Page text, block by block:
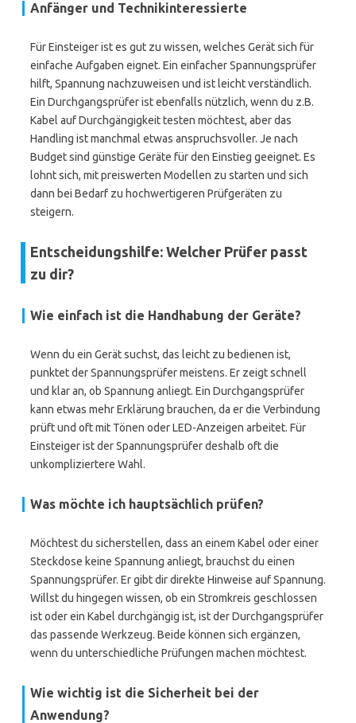
Anfänger und Technikinteressierte
Für Einsteiger ist es gut zu wissen, welches Gerät sich für
einfache Aufgaben eignet. Ein einfacher Spannungsprüfer
hilft, Spannung nachzuweisen und ist leicht verständlich.
Ein Durchgangsprüfer ist ebenfalls nützlich, wenn du z.B.
Kabel auf Durchgängigkeit testen möchtest, aber das
Handling ist manchmal etwas anspruchsvoller. Je nach
Budget sind günstige Geräte für den Einstieg geeignet. Es
lohnt sich, mit preiswerten Modellen zu starten und sich
dann bei Bedarf zu hochwertigeren Prüfgeräten zu
steigern.
Entscheidungshilfe: Welcher Prüfer passt
zu dir?
Wie einfach ist die Handhabung der Geräte?
Wenn du ein Gerät suchst, das leicht zu bedienen ist,
punktet der Spannungsprüfer meistens. Er zeigt schnell
und klar an, ob Spannung anliegt. Ein Durchgangsprüfer
kann etwas mehr Erklärung brauchen, da er die Verbindung
prüft und oft mit Tönen oder LED-Anzeigen arbeitet. Für
Einsteiger ist der Spannungsprüfer deshalb oft die
unkompliziertere Wahl.
Was möchte ich hauptsächlich prüfen?
Möchtest du sicherstellen, dass an einem Kabel oder einer
Steckdose keine Spannung anliegt, brauchst du einen
Spannungsprüfer. Er gibt dir direkte Hinweise auf Spannung.
Willst du hingegen wissen, ob ein Stromkreis geschlossen
ist oder ein Kabel durchgängig ist, ist der Durchgangsprüfer
das passende Werkzeug. Beide können sich ergänzen,
wenn du unterschiedliche Prüfungen machen möchtest.
Wie wichtig ist die Sicherheit bei der
Anwendung?